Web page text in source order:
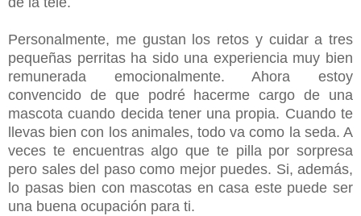
Personalmente, me gustan los retos y cuidar a tres
pequeñas perritas ha sido una experiencia muy bien
remunerada emocionalmente. Ahora estoy
convencido de que podré hacerme cargo de una
mascota cuando decida tener una propia. Cuando te
llevas bien con los animales, todo va como la seda. A
veces te encuentras algo que te pilla por sorpresa
pero sales del paso como mejor puedes. Si, además,
lo pasas bien con mascotas en casa este puede ser
una buena ocupación para ti.